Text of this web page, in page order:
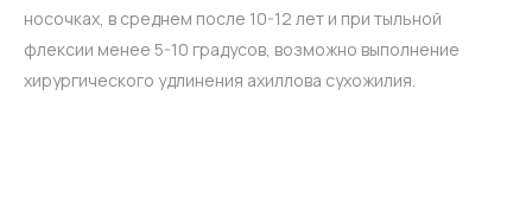
носочках, в среднем после 10-12 лет и при тыльной
флексии менее 5-10 градусов, возможно выполнение
хирургического удлинения ахиллова сухожилия.